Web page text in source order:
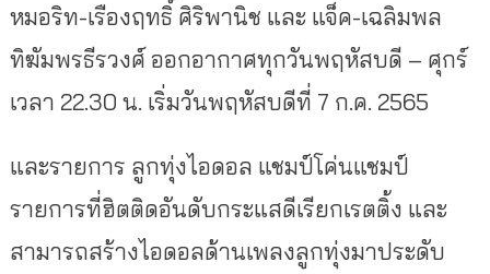
หมอริท-เรืองฤทธิ์ ศิริพานิช และ แจ็ค-เฉลิมพล
ทิฆัมพรธีรวงศ์ ออกอากาศทุกวันพฤหัสบดี – ศุกร์
เวลา 22.30 น. เริ่มวันพฤหัสบดีที่ 7 ก.ค. 2565
และรายการ ลูกทุ่งไอดอล แชมป์โค่นแชมป์
รายการที่ฮิตติดอันดับกระแสดีเรียกเรตติ้ง และ
สามารถสร้างไอดอลด้านเพลงลูกทุ่งมาประดับ